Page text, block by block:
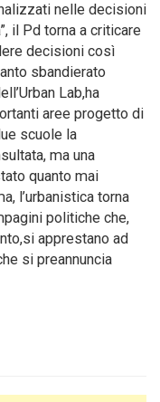
nelle decisioni
il Pd torna a criticare
decisioni così
sbandierato
Lab,ha
aree progetto di
scuole la
ma una
quanto mai
l’urbanistica torna
politiche che,
apprestano ad
si preannuncia